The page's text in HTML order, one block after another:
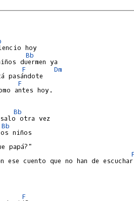
Bb
F
Dm
F
antes hoy.
Bb
Bb
ese cuento que no han de escuchar
F